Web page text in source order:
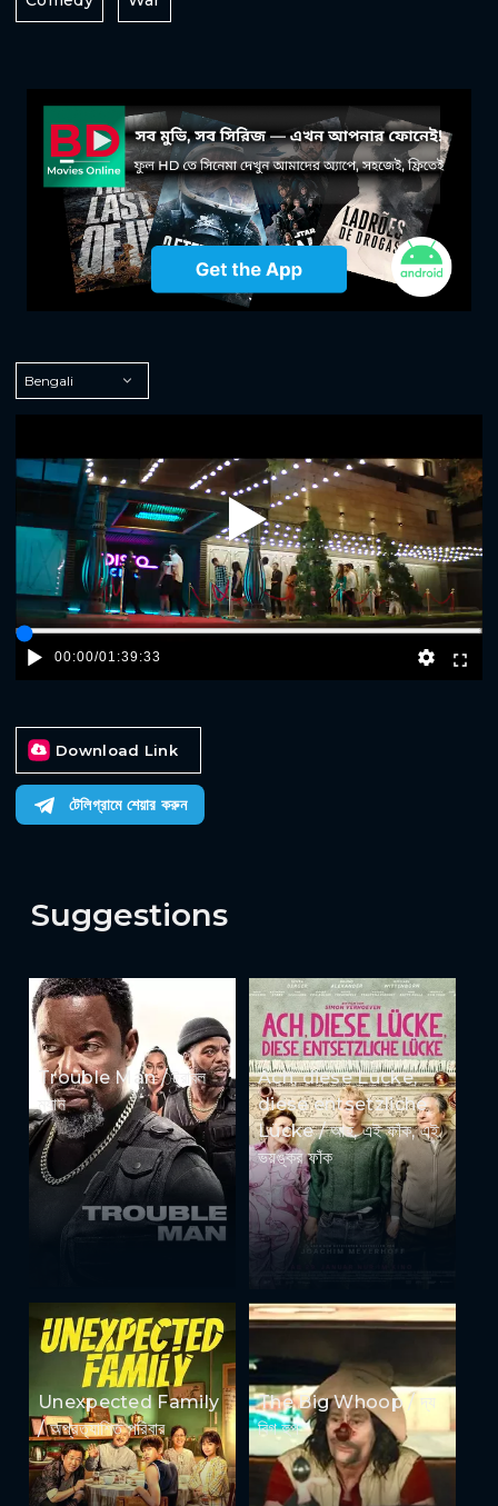
Play
00:00/01:39:33
Download Link
টেলিগ্রামে শেয়ার করুন
Suggestions
Trouble Man / ট্রাবল
ম্যান
Ach, diese Lücke,
diese entsetzliche
Lücke / আহ, এই ফাঁক, এই
ভয়ঙ্কর ফাঁক
Unexpected Family
/ অপ্রত্যাশিত পরিবার
The Big Whoop / দ্য
বিগ হুপ